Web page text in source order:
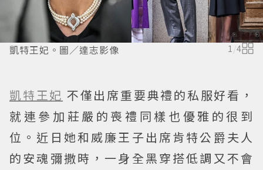
凱特王妃。圖／達志影像 1/4
凱特王妃 不僅出席重要典禮的私服好看，
就連參加莊嚴的喪禮同樣也優雅的很到
位。近日她和威廉王子出席肯特公爵夫人
的安魂彌撒時，一身全黑穿搭低調又不會